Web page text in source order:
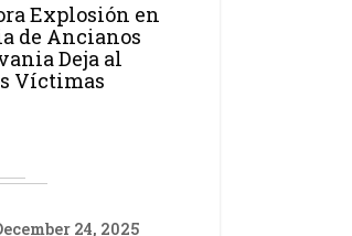
Explosión en
de Ancianos
Deja al
Víctimas
24, 2025